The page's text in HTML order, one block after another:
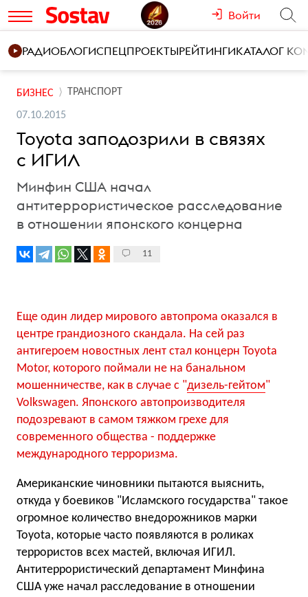
Войти
РАДИОБЛОГИСПЕЦПРОЕКТЫРЕЙТИНГИКАТАЛОГ
БИЗНЕС ТРАНСПОРТ
07.10.2015
Toyota заподозрили в связях
с ИГИЛ
Минфин США начал
антитеррористическое расследование
в отношении японского концерна
11
Еще один лидер мирового автопрома оказался в
центре грандиозного скандала. На сей раз
антигероем новостных лент стал концерн Toyota
Motor, которого поймали не на банальном
мошенничестве, как в случае с "дизель-гейтом"
Volkswagen. Японского автопроизводителя
подозревают в самом тяжком грехе для
современного общества - поддержке
международного терроризма.
Американские чиновники пытаются выяснить,
откуда у боевиков "Исламского государства" такое
огромное количество внедорожников марки
Toyota, которые часто появляются в роликах
террористов всех мастей, включая ИГИЛ.
Антитеррористический департамент Минфина
США уже начал расследование в отношении